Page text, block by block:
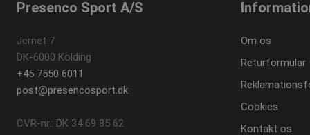
Presenco Sport A/S
Jernet 7
DK-6000 Kolding
+45 7550 6011
post@presencosport.dk
CVR-nr.: DK 34 69 85 62
Om os
Returformular
Cookies
Kontakt os
SNS